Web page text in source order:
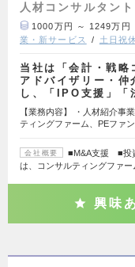
人材コンサルタン
1000万円 ～ 1249万円
業・新サービス
土日祝
当社は「会計・戦
アドバイザリー・仲
し、「IPO支援」「
【業務内容】 ・人材紹介事
ティングファーム、PEファ
会社概要
■M&A支援 ■投
は、コンサルティングファ
興味